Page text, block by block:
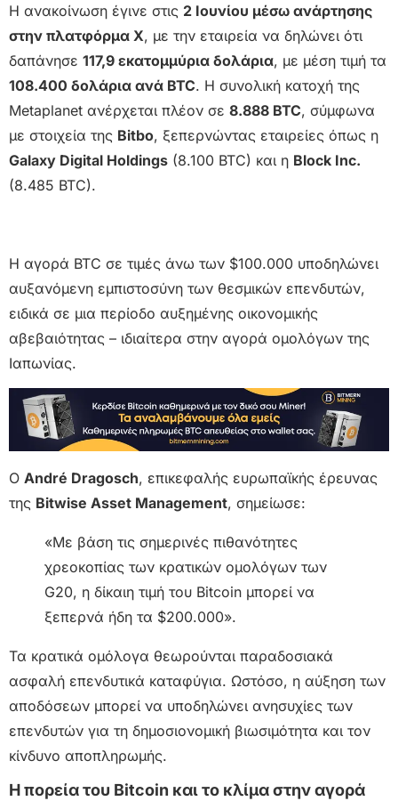
Η ανακοίνωση έγινε στις 2 Ιουνίου μέσω ανάρτησης
στην πλατφόρμα X, με την εταιρεία να δηλώνει ότι
δαπάνησε 117,9 εκατομμύρια δολάρια, με μέση τιμή τα
108.400 δολάρια ανά BTC. Η συνολική κατοχή της
Metaplanet ανέρχεται πλέον σε 8.888 BTC, σύμφωνα
με στοιχεία της Bitbo, ξεπερνώντας εταιρείες όπως η
Galaxy Digital Holdings (8.100 BTC) και η Block Inc.
(8.485 BTC).
Η αγορά BTC σε τιμές άνω των $100.000 υποδηλώνει
αυξανόμενη εμπιστοσύνη των θεσμικών επενδυτών,
ειδικά σε μια περίοδο αυξημένης οικονομικής
αβεβαιότητας – ιδιαίτερα στην αγορά ομολόγων της
Ιαπωνίας.
Ο André Dragosch, επικεφαλής ευρωπαϊκής έρευνας
της Bitwise Asset Management, σημείωσε:
«Με βάση τις σημερινές πιθανότητες
χρεοκοπίας των κρατικών ομολόγων των
G20, η δίκαιη τιμή του Bitcoin μπορεί να
ξεπερνά ήδη τα $200.000».
Τα κρατικά ομόλογα θεωρούνται παραδοσιακά
ασφαλή επενδυτικά καταφύγια. Ωστόσο, η αύξηση των
αποδόσεων μπορεί να υποδηλώνει ανησυχίες των
επενδυτών για τη δημοσιονομική βιωσιμότητα και τον
κίνδυνο αποπληρωμής.
Η πορεία του Bitcoin και το κλίμα στην αγορά